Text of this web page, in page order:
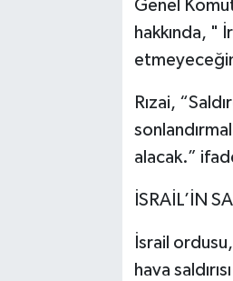
Genel
hakkında, "
Rızai,
alacak.”
İSRAİL’İN
İsrail
hava